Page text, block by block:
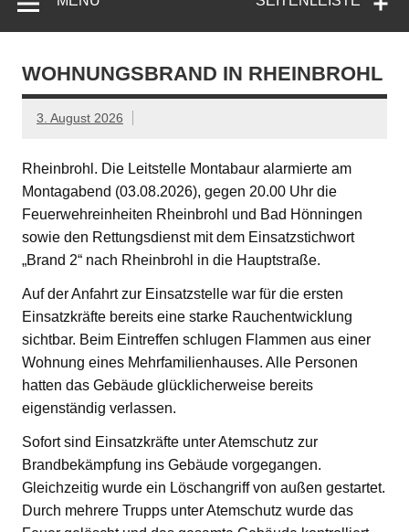
WOHNUNGSBRAND IN RHEINBROHL
3. August 2026
Rheinbrohl. Die Leitstelle Montabaur alarmierte am
Montagabend (03.08.2026), gegen 20.00 Uhr die
Feuerwehreinheiten Rheinbrohl und Bad Hönningen
sowie den Rettungsdienst mit dem Einsatzstichwort
„Brand 2“ nach Rheinbrohl in die Hauptstraße.
Auf der Anfahrt zur Einsatzstelle war für die ersten
Einsatzkräfte bereits eine starke Rauchentwicklung
sichtbar. Beim Eintreffen schlugen Flammen aus einer
Wohnung eines Mehrfamilienhauses. Alle Personen
hatten das Gebäude glücklicherweise bereits
eigenständig verlassen.
Sofort sind Einsatzkräfte unter Atemschutz zur
Brandbekämpfung ins Gebäude vorgegangen.
Gleichzeitig wurde ein Löschangriff von außen gestartet.
Durch mehrere Trupps unter Atemschutz wurde das